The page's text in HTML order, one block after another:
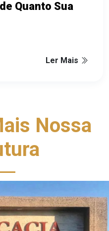
Quanto Sua
Ler Mais
Nossa